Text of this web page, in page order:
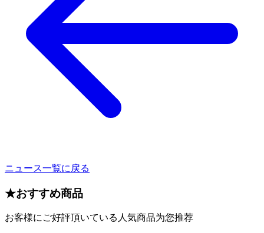
ニュース一覧に戻る
★おすすめ商品
お客様にご好評頂いている人気商品为您推荐